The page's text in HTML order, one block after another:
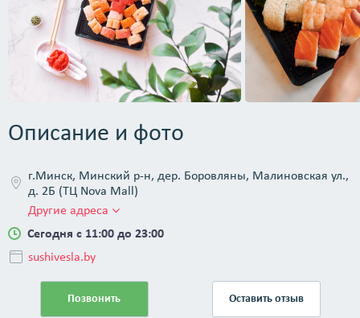
Описание и фото
г.Минск, Минский р-н, дер. Боровляны, Малиновская ул.,
д. 2Б (ТЦ Nova Mall)
Другие адреса
Сегодня с 11:00 до 23:00
sushivesla.by
Позвонить Оставить отзыв